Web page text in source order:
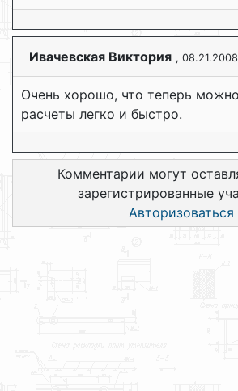
Ивачевская Виктория ,
Очень хорошо, что теперь
расчеты легко и быстро.
Комментарии могут
зарегистрированные
Авторизоваться